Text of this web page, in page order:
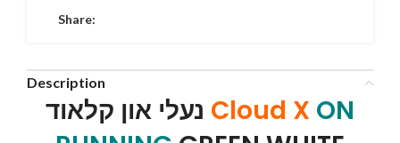
Share:
Description
Cloud X ON